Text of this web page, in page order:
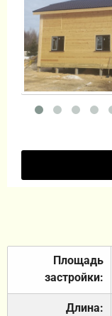
Площадь
застройки:
Длина: